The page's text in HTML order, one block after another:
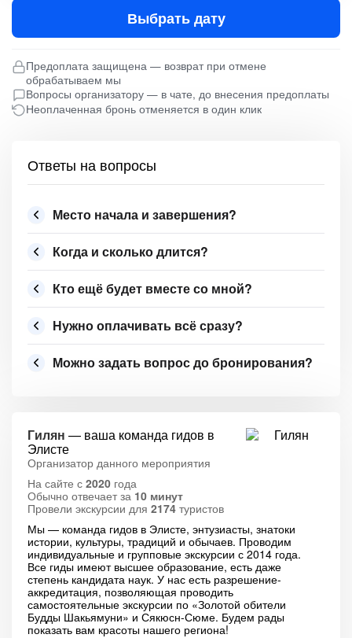
Выбрать дату
Предоплата защищена — возврат при отмене
обрабатываем мы
Вопросы организатору — в чате, до внесения предоплаты
Неоплаченная бронь отменяется в один клик
Ответы на вопросы
Место начала и завершения?
Когда и сколько длится?
Кто ещё будет вместе со мной?
Нужно оплачивать всё сразу?
Можно задать вопрос до бронирования?
Гилян — ваша команда гидов в
Элисте
Организатор данного мероприятия
На сайте с 2020 года
Обычно отвечает за 10 минут
Провели экскурсии для 2174 туристов
Мы — команда гидов в Элисте, энтузиасты, знатоки
истории, культуры, традиций и обычаев. Проводим
индивидуальные и групповые экскурсии с 2014 года.
Все гиды имеют высшее образование, есть даже
степень кандидата наук. У нас есть разрешение-
аккредитация, позволяющая проводить
самостоятельные экскурсии по «Золотой обители
Будды Шакьямуни» и Сякюсн-Сюме. Будем рады
показать вам красоты нашего региона!